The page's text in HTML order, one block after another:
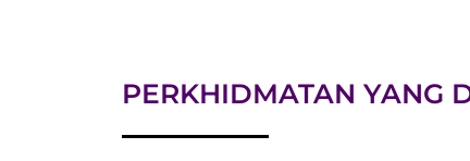
PERKHIDMATAN YANG